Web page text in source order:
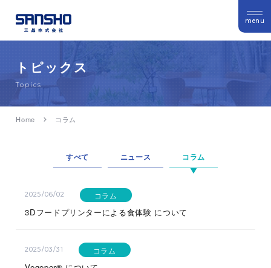
menu
トピックス
Topics
Home コラム
すべて ニュース コラム
2025/06/02 コラム
3Dフードプリンターによる食体験 について
2025/03/31 コラム